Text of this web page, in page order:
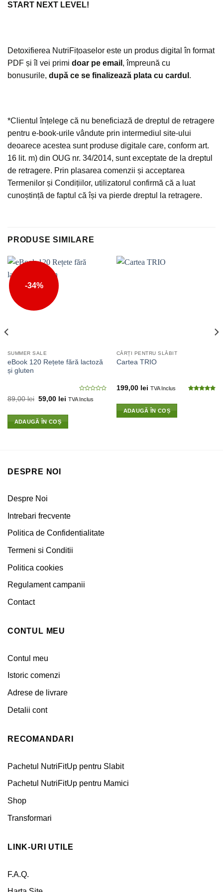
START NEXT LEVEL!
Detoxifierea NutriFițoaselor este un produs digital în format
PDF și îl vei primi doar pe email , împreună cu
bonusurile, după ce se finalizează plata cu cardul .
*Clientul înțelege că nu beneficiază de dreptul de retragere
pentru e-book-urile vândute prin intermediul site-ului
deoarece acestea sunt produse digitale care, conform art.
16 lit. m) din OUG nr. 34/2014, sunt exceptate de la dreptul
de retragere. Prin plasarea comenzii și acceptarea
Termenilor și Condițiilor, utilizatorul confirmă că a luat
cunoștință de faptul că își va pierde dreptul la retragere.
PRODUSE SIMILARE
-34%
SUMMER SALE
eBook 120 Rețete fără lactoză
și gluten
0
din
89,00lei 59,00 lei TVA Inclus
ADAUGĂ ÎN COȘ
CĂRȚI PENTRU SLĂBIT
Cartea TRIO
199,00 lei TVA Inclus
ADAUGĂ ÎN COȘ
DESPRE NOI
Despre Noi
Intrebari frecvente
Politica de Confidentialitate
Termeni si Conditii
Politica cookies
Regulament campanii
Contact
CONTUL MEU
Contul meu
Istoric comenzi
Adrese de livrare
Detalii cont
RECOMANDARI
Pachetul NutriFitUp pentru Slabit
Pachetul NutriFitUp pentru Mamici
Shop
Transformari
LINK-URI UTILE
F.A.Q.